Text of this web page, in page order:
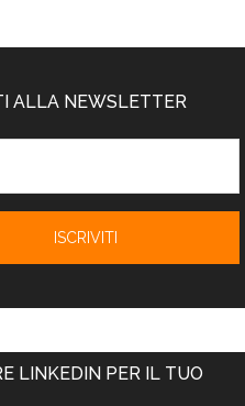
ALLA NEWSLETTER
LINKEDIN PER IL TUO